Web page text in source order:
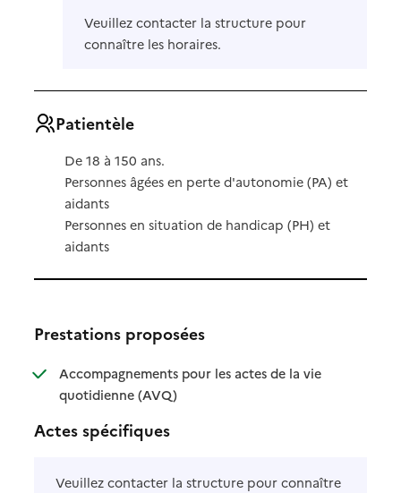
Veuillez contacter la structure pour
connaître les horaires.
Patientèle
De 18 à 150 ans.
Personnes âgées en perte d'autonomie (PA) et
aidants
Personnes en situation de handicap (PH) et
aidants
Prestations proposées
Accompagnements pour les actes de la vie
quotidienne (AVQ): disponible
: non disponible
Actes spécifiques
Veuillez contacter la structure pour connaître